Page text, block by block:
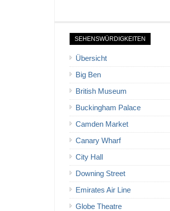
SEHENSWÜRDIGKEITEN
Übersicht
Big Ben
British Museum
Buckingham Palace
Camden Market
Canary Wharf
City Hall
Downing Street
Emirates Air Line
Globe Theatre